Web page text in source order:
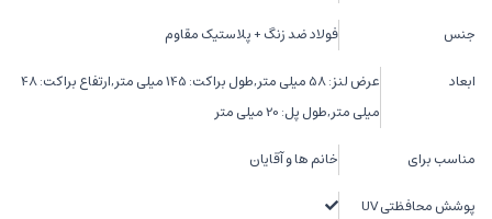
جنس فولاد ضد زنگ + پلاستیک مقاوم
ابعاد
عرض لنز: 58 میلی متر,طول براکت: 145 میلی متر,ارتفاع براکت: 48
میلی متر,طول پل: 20 میلی متر
مناسب برای خانم ها و آقایان
پوشش محافظتی UV